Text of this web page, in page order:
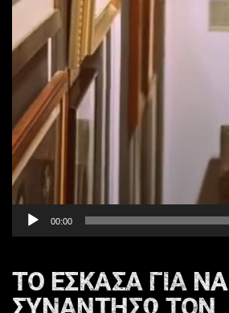
00:00
ΤΟ ΕΣΚΑΣΑ ΓΙΑ ΝΑ